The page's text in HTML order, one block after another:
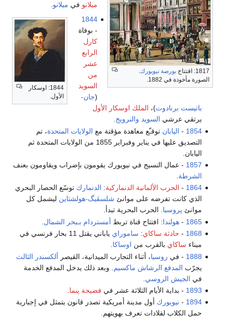
1817: افتتاح بورصة نيويورك.
الصورة مأخوذة في 1882.
ميلانو في ميلانو.
1844: اوسكار
الأول.
1844
- بوفاة
كارل
الرابع
عشر
من
السويد
(جان-
باتيست برنادوت)، الملك اوسكار الأول
يرتقي عرشي السويد والنرويج.
1854
- اليابان توقـّع معاهدة مؤقتة مع الولايات المتحدة، تم
التصديق عليها في يناير وفبراير 1855 من الولايات المتحدة ثم
اليابان.
1857 - عمال النسيج في نيويورك يقومون بإضراب ويقاومون بعنف
الشرطة
1864
- الحرب الألمانية الدنماركية: الدنمارك توسّع الحصار البحري
الذي كانت تفرضه على موانئ شلسڤيگ-هولشتاين ليشمل كل
موانئ پروسيا. الحرب البحرية تبدأ.
1865
-هولندا: افتتاح قناة تربط أمستردام بـبحر الشمال
1868
- حادثة ساكاي: ساموراي
ياباني يقتل 11 بحار فرنسي في
ميناء ساكاي بالقرب من اوساكا
1888 - في روسيا، أثناء التجارب الميدانية، القيصر ألكسندر الثالث
يجرّب المدفع الرشاش ماكسيم
. وبعد ذلك يدخل المدفع الخدمة
في الجيش الروسي
1893 - بداية الأيام الثلاثة عشر في فضيحة پنما
1894
- نيويورك أول مدينة أمريكية تصدر قانون يتمثل في إجبارية
حمل الكلاب لقلادات تعرف بهويتهم.